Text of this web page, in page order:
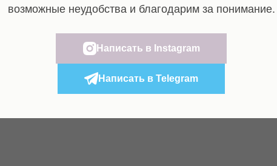
возможные неудобства и благодарим за понимание.
Написать в Instagram
Написать в Telegram